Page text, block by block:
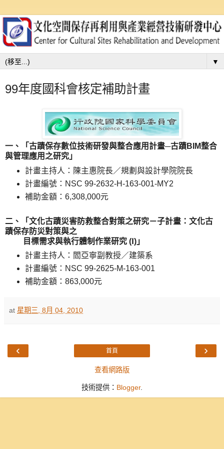
▼
99年度國科會核定補助計畫
一、「古蹟保存數位技術研發與整合應用計畫─古蹟BIM整合
與管理應用之研究」
計畫主持人：陳主惠院長／規劃與設計學院院長
計畫編號：NSC 99-2632-H-163-001-MY2
補助金額：6,308,000元
二、「文化古蹟災害防救整合對策之研究－子計畫：文化古
蹟保存防災對策與之
目標需求與執行體制作業研究 (Ⅰ)」
計畫主持人：閻亞寧副教授／建築系
計畫編號：NSC 99-2625-M-163-001
補助金額：863,000元
at 星期三, 8月 04, 2010
‹ ›
首頁
查看網路版
技術提供： Blogger.